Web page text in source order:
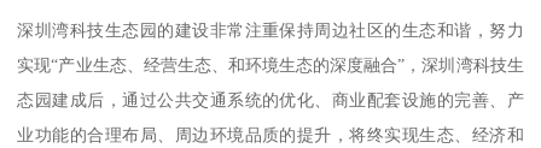
深圳湾科技生态园的建设非常注重保持周边社区的生态和谐，努力
实现“产业生态、经营生态、和环境生态的深度融合”，深圳湾科技生
态园建成后，通过公共交通系统的优化、商业配套设施的完善、产
业功能的合理布局、周边环境品质的提升，将终实现生态、经济和